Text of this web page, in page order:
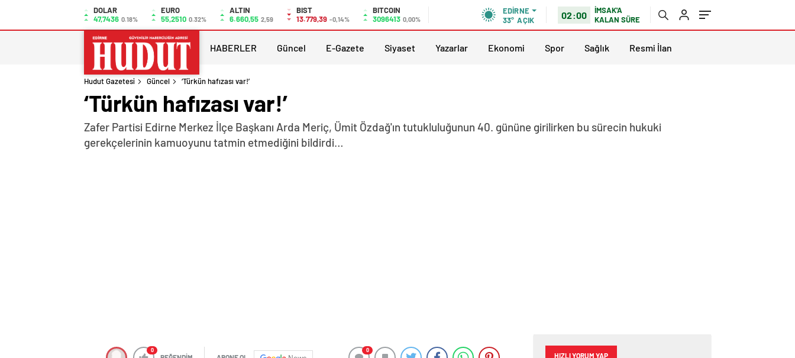
DOLAR
47,7436 0.18%
EURO
55,2510 0.32%
ALTIN
6.660,55 2,59
BIST
13.779,39 -0,14%
BITCOIN
3096413 0,00%
EDIRNE
33° AÇIK 02:00
İMSAK'A
KALAN SÜRE
HABERLER Güncel E-Gazete Siyaset Yazarlar Ekonomi Spor Sağlık Resmi İlan
Hudut Gazetesi Güncel ‘Türkün hafızası var!’
‘Türkün hafızası var!’
Zafer Partisi Edirne Merkez İlçe Başkanı Arda Meriç, Ümit Özdağ'ın tutukluluğunun 40. gününe girilirken bu sürecin hukuki
gerekçelerinin kamuoyunu tatmin etmediğini bildirdi…
0 0
HIZLI YORUM YAP